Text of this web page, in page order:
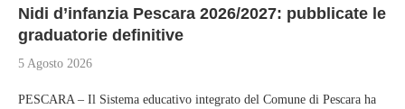
Nidi d’infanzia Pescara 2026/2027: pubblicate le
graduatorie definitive
5 Agosto 2026
PESCARA – Il Sistema educativo integrato del Comune di Pescara ha